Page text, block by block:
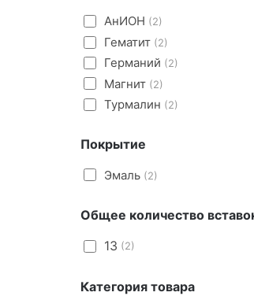
АнИОН (2)
Гематит (2)
Германий (2)
Магнит (2)
Турмалин (2)
Покрытие
Эмаль (2)
Общее количество
13 (2)
Категория товара